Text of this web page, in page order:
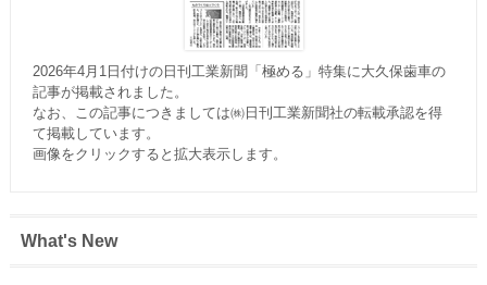
2026年4月1日付けの日刊工業新聞「極める」特集に大久保歯車の
記事が掲載されました。
なお、この記事につきましては㈱日刊工業新聞社の転載承認を得
て掲載しています。
画像をクリックすると拡大表示します。
What's New